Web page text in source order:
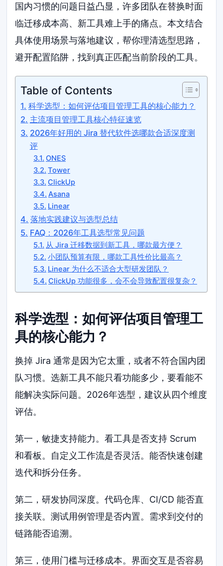
国内习惯的问题日益凸显，许多团队在替换时面
临迁移成本高、新工具难上手的痛点。本文结合
具体使用场景与落地建议，帮你理清选型思路，
避开配置陷阱，找到真正匹配当前阶段的工具。
Table of Contents
科学选型：如何评估项目管理工具的核心能力？
主流项目管理工具核心特征速览
2026年好用的 Jira 替代软件选哪款合适深度测
评
ONES
Tower
ClickUp
Asana
Linear
落地实践建议与选型总结
FAQ：2026年工具选型常见问题
从 Jira 迁移数据到新工具，哪款最方便？
小团队预算有限，哪款工具性价比最高？
Linear 为什么不适合大型研发团队？
ClickUp 功能很多，会不会导致配置很复杂？
科学选型：如何评估项目管理工
具的核心能力？
换掉 Jira 通常是因为它太重，或者不符合国内团
队习惯。选新工具不能只看功能多少，要看能不
能解决实际问题。2026年选型，建议从四个维度
评估。
第一，敏捷支持能力。看工具是否支持 Scrum
和看板。自定义工作流是否灵活。能否快速创建
迭代和拆分任务。
第二，研发协同深度。代码仓库、CI/CD 能否直
接关联。测试用例管理是否内置。需求到交付的
链路能否追溯。
第三，使用门槛与迁移成本。界面交互是否容易